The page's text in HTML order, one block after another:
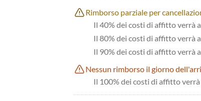
Rimborso parziale per
Il 40% dei costi di affitto verrà
Il 80% dei costi di affitto verrà
Il 90% dei costi di affitto verrà
Nessun rimborso il giorno
Il 100% dei costi di affitto